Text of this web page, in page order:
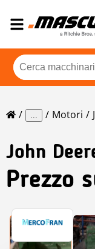
... Motori
John
Prezzo